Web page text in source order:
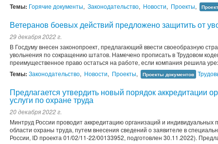
Темы: Горячие документы, Законодательство, Новости, Проекты,
Ветеранов боевых действий предложено защитить от
29 декабря 2022 г.
В Госдуму внесен законопроект, предлагающий ввести своеобразную
увольнения по сокращению штатов. Намечено прописать в Трудовом
преимущественное право остаться на работе, если компания решила
Темы: Законодательство, Новости, Проекты, Проекты документов
Предлагается утвердить новый порядок аккредитации
услуги по охране труда
20 декабря 2022 г.
Минтруд России проводит аккредитацию организаций и
области охраны труда, путем внесения сведений о заявителе в
России, ID проекта 01/02/11-22/00133952, подготовлен 30.11.2022).